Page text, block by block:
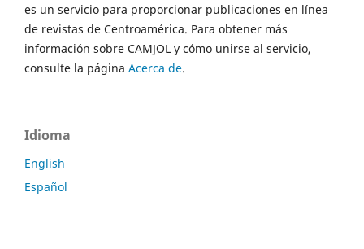
es un servicio para proporcionar publicaciones en línea
de revistas de Centroamérica. Para obtener más
información sobre CAMJOL y cómo unirse al servicio,
consulte la página Acerca de.
Idioma
English
Español